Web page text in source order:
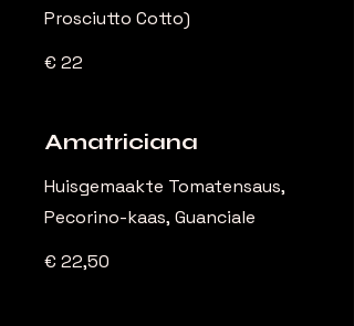
Prosciutto Cotto)
€ 22
Amatriciana
Huisgemaakte Tomatensaus,
Pecorino-kaas, Guanciale
€ 22,50